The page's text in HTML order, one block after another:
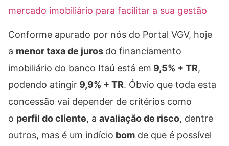
mercado imobiliário para facilitar a sua gestão
Conforme apurado por nós do Portal VGV, hoje
a menor taxa de juros do financiamento
imobiliário do banco Itaú está em 9,5% + TR,
podendo atingir 9,9% + TR. Óbvio que toda esta
concessão vai depender de critérios como
o perfil do cliente, a avaliação de risco, dentre
outros, mas é um indício bom de que é possível